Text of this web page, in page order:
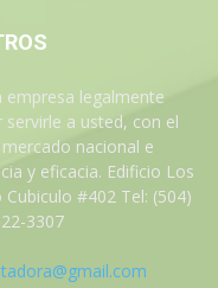
empresa legalmente
a usted, con el
nacional e
y eficacia. Edificio Los
#402 Tel: (504)
3307